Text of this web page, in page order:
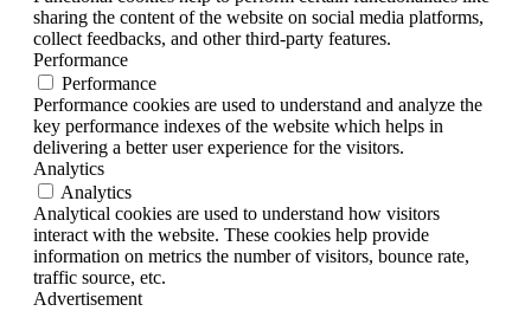
sharing the content of the website on social media platforms,
collect feedbacks, and other third-party features.
Performance
Performance
Performance cookies are used to understand and analyze the
key performance indexes of the website which helps in
delivering a better user experience for the visitors.
Analytics
Analytics
Analytical cookies are used to understand how visitors
interact with the website. These cookies help provide
information on metrics the number of visitors, bounce rate,
traffic source, etc.
Advertisement